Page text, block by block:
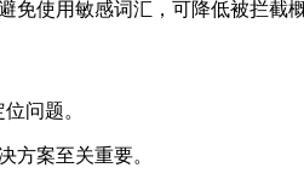
使用敏感词汇，可降低被拦截概
问题。
方案至关重要。